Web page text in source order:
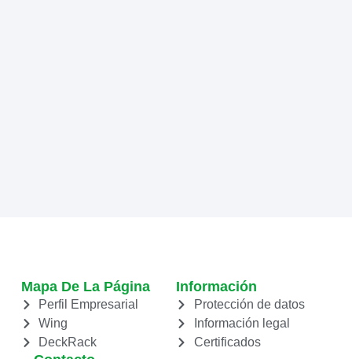
Mapa De La Página
Perfil Empresarial
Wing
DeckRack
Información
Protección de datos
Información legal
Certificados